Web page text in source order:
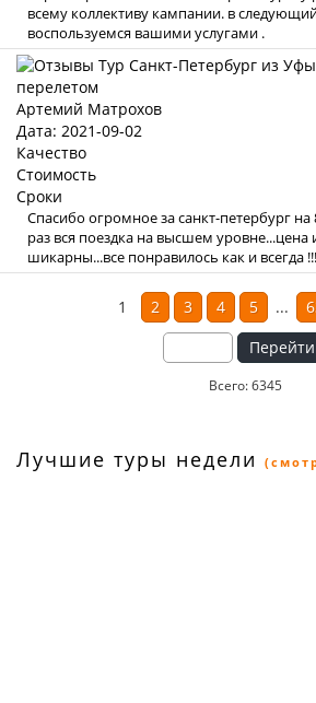
всему коллективу кампании. в
воспользуемся вашими услугами .
Артемий Матрохов
Дата: 2021-09-02
Качество
Стоимость
Сроки
Спасибо огромное за санкт-петербург
раз вся поездка на высшем уровне...цена
шикарны...все понравилось как и всегда !!!
1 2 3 4 5 ...
Перейти
Всего: 6345
Лучшие туры недели